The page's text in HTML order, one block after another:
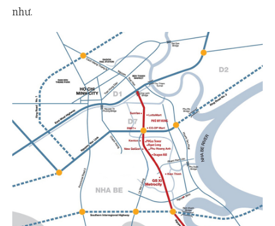
như.